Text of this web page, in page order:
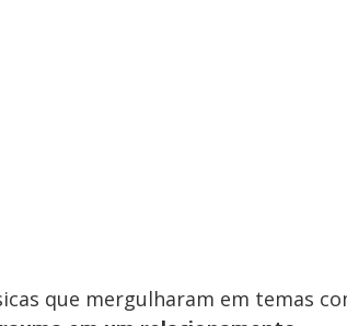
que mergulharam em temas